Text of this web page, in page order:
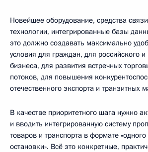
Новейшее оборудование, средства
технологии, интегрированные базы
это должно создавать максимально
условия для граждан, для российского и
бизнеса, для развития встречных
потоков, для повышения
отечественного экспорта и транзитных
В качестве приоритетного шага нужно
и вводить интегрированную систему
товаров и транспорта в формате «одного
остановки». Всё это конкретные,